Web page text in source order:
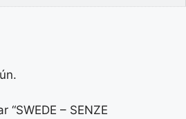
“SWEDE – SENZE